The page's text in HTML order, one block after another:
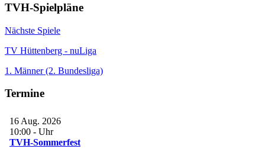
TVH-Spielpläne
Nächste Spiele
TV Hüttenberg - nuLiga
1. Männer (2. Bundesliga)
Termine
16 Aug. 2026
10:00 - Uhr
TVH-Sommerfest